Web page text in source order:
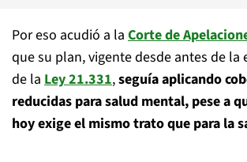
Por eso acudió a la Corte de
que su plan, vigente desde antes de la
de la Ley 21.331,seguía aplicando
reducidas para salud mental, pese a
hoy exige el mismo trato que para la